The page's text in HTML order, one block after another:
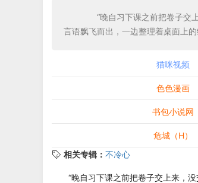
“晚自习下课之前把卷子交上
言语飘飞而出，一边整理着桌面上
猫咪视频
色色漫画
书包小说网
危城（H）
相关专辑： 不冷心
“晚自习下课之前把卷子交上来，没